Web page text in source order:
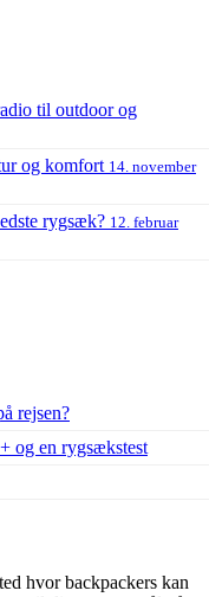
til outdoor og
og komfort 14. november
rygsæk? 12. februar
rejsen?
og en rygsækstest
hvor backpackers kan